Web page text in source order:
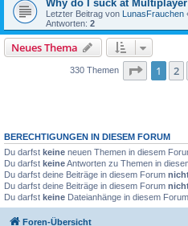
Why do I suck at
Letzter Beitrag von LunasFrauchen
Antworten: 2
Neues Thema
330 Themen Seite 1
1 2
BERECHTIGUNGEN IN DIESEM FORUM
Du darfst keine neuen Themen in diesem
Du darfst keineAntworten zu Themen in
Du darfst deine Beiträge in diesem Forum
Du darfst deine Beiträge in diesem Forum
Du darfst keine Dateianhänge in diesem
Foren-Übersicht